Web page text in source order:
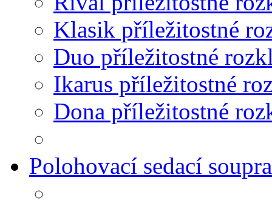
Klasik příležitostné
Duo příležitostné
Ikarus příležitostné
Dona příležitostné
Polohovací sedací